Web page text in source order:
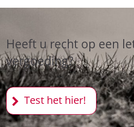
Heeft u recht op een
vergoeding?
Test het hier!